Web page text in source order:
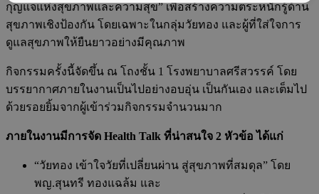
กุญแจแห่งสุขภาพและความสุข” เพื่อสร้างความตระหนักรู้ด้าน
สุขภาพเชิงป้องกัน โดยเฉพาะในกลุ่มวัยทอง และผู้ที่ใส่ใจการ
ดูแลสุขภาพให้ยืนยาวอย่างมีคุณภาพ
กิจกรรมครั้งนี้จัดขึ้น ณ โถงชั้น 1 โรงพยาบาลศรีสวรรค์ โดย
บรรยากาศภายในงานเป็นไปอย่างอบอุ่น เป็นกันเอง และเต็มไป
ด้วยรอยยิ้มจากผู้เข้าร่วมกิจกรรมจำนวนมาก
ภายในงานมีการจัด Health Talk ที่น่าสนใจ 2 หัวข้อ ได้แก่
“วัยทอง เข้าใจวัยที่เปลี่ยนผ่าน สู่สุขภาพที่สมดุล” โดย
พญ.สุนทรี ทองแฉล้ม และ